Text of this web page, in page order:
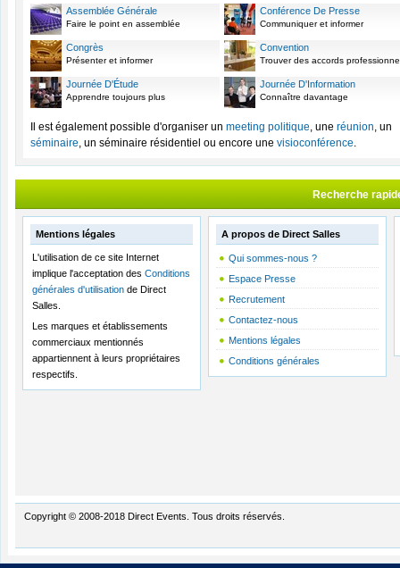
Assemblée Générale
Faire le point en assemblée
Conférence De Presse
Communiquer et informer
Congrès
Présenter et informer
Convention
Trouver des accords
Journée D'Étude
Apprendre toujours plus
Journée D'Information
Connaître davantage
Il est également possible d'organiser un meeting politique, une réunion, un
séminaire, un séminaire résidentiel ou encore une visioconférence.
Recherche
Mentions légales
L'utilisation de ce site Internet
implique l'acceptation des Conditions
générales d'utilisation de Direct
Salles.
Les marques et établissements
commerciaux mentionnés
appartiennent à leurs propriétaires
respectifs.
A propos de Direct Salles
Qui sommes-nous ?
Espace Presse
Recrutement
Contactez-nous
Mentions légales
Conditions générales
Copyright © 2008-2018 Direct Events. Tous droits réservés.